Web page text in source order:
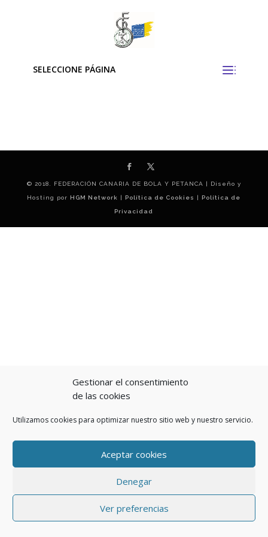
Gestionar el consentimiento
de las cookies
Utilizamos cookies para optimizar nuestro sitio web y nuestro servicio.
Aceptar cookies
Denegar
Ver preferencias
SELECCIONE PÁGINA
© 2018. FEDERACIÓN CANARIA DE BOLA Y PETANCA | Diseño y
Hosting porHGM Network |Política de Cookies |Política de
Privacidad